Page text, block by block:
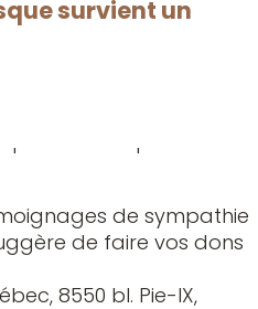
survient un
le deuil sa fille Sylvie,
(Marie-Paule
sœurs; Pierrette (Lucien
ses beaux-
soeurs, ses neveux et
que d’autres parents et
de sympathie
de faire vos dons
8550 bl. Pie-IX,